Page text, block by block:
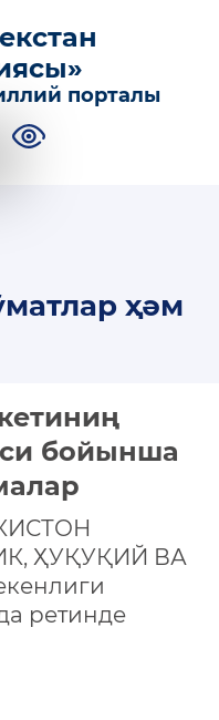
МОҲИЯТИ
порталы
ҳәм
бойынша
ҲУҚУҚИЙ ВА
ретинде